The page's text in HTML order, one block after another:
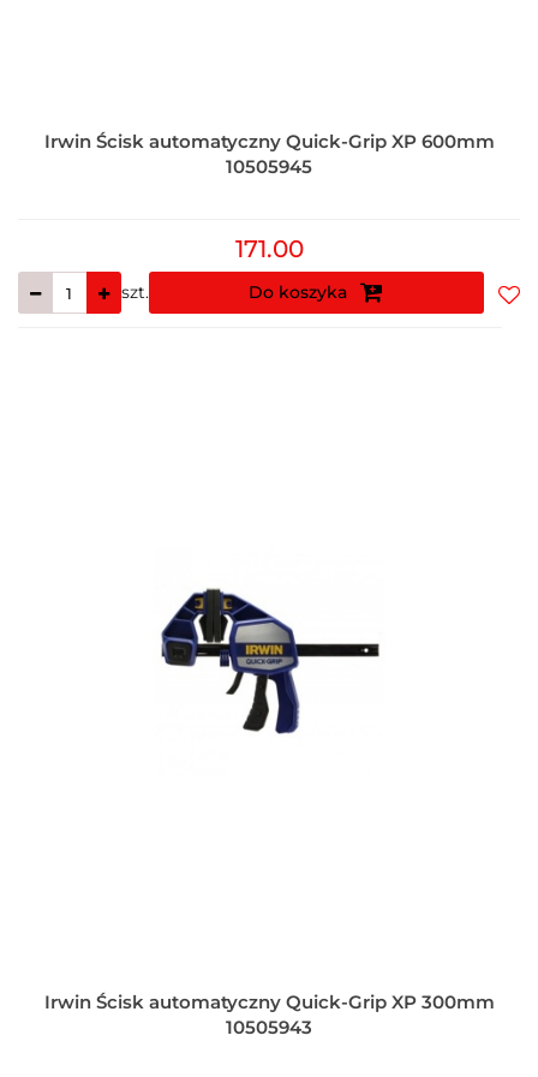
Irwin Ścisk automatyczny Quick-Grip XP 600mm
10505945
171.00
szt. Do koszyka
Irwin Ścisk automatyczny Quick-Grip XP 300mm
10505943